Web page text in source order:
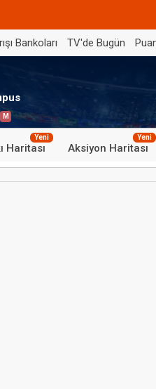
Bankoları TV'de Bugün
M
Haritası
Yeni
Aksiyon Haritası
Yeni